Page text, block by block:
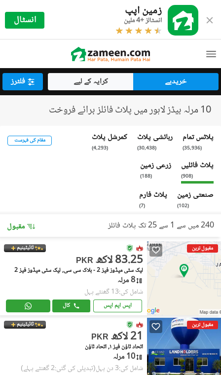
زمین اپپ
انسٹالز +4 ملین انسٹال
خریدیے کرایہ کے لیے فلٹرز
10 مرلہ بیڈز لاہور میں پلاٹ فائلز برائے فروخت
پلاٹس تمام
(
35,936
)
رہائشی پلاٹ
(
30,438
)
کمرشل پلاٹ
(
4,293
)
پلاٹ فائلیں
(
908
)
زرعی زمین
(
188
)
صنعتی زمین
(
102
)
پلاٹ فارم
(
7
)
مقام کی فہرست
240 میں سے 1 سے 25 تک پلاٹ فائلز مقبول
مقبول ترین ٹائیٹینیم
PKR 83.25 لاکھ
لیک سٹی میڈوز فیز 2 - بلاک سی سی, لیک سٹی میڈوز فیز 2
8 مرلہ
شامل کی:13 گھنٹے پہل
ایس ایم ایس کال
مقبول ترین ٹائیٹینیم
PKR 21 لاکھ
اتحاد ٹاؤن فیز ١, اتحاد ٹاؤن
10 مرلہ
شامل کی:3 دن پہل (تبدیلی کی گئی:2 گھنٹے پہلے)